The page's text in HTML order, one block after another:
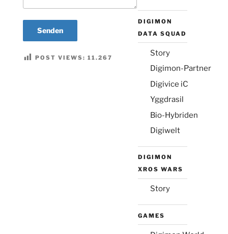
POST VIEWS: 11.267
DIGIMON
DATA SQUAD
Story
Digimon-Partner
Digivice iC
Yggdrasil
Bio-Hybriden
Digiwelt
DIGIMON
XROS WARS
Story
GAMES